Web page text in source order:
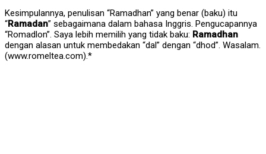
Kesimpulannya, penulisan “Ramadhan” yang benar (baku) itu
“Ramadan” sebagaimana dalam bahasa Inggris. Pengucapannya
“Romadlon”. Saya lebih memilih yang tidak baku: Ramadhan
dengan alasan untuk membedakan “dal” dengan “dhod”. Wasalam.
(www.romeltea.com).*